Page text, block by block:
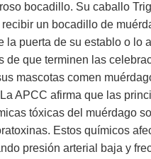
bocadillo. Su caballo
un bocadillo de
la puerta de su establo o lo
de que terminen las
mascotas comen
APCC afirma que las
tóxicas del muérdago
Estos químicos
presión arterial baja y